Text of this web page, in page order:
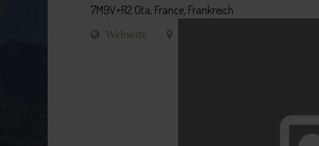
7M9V+R2 Ota, France, Frankreich
Webseite